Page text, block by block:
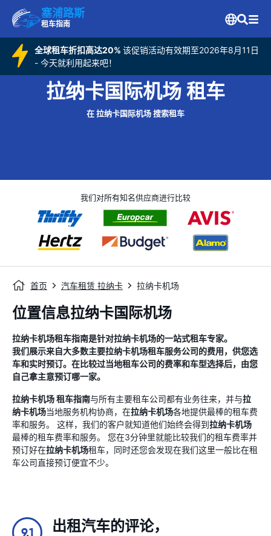
塞浦路斯
租车指南
全球租车折扣高达20% 该促销活动有效期至2026年8月11日
- 今天就利用起来吧！
拉纳卡国际机场 租车
在 拉纳卡国际机场 搜索租车
我们对所有知名供应商进行比较
首页 汽车租赁 拉纳卡 拉纳卡机场
位置信息拉纳卡国际机场
拉纳卡机场租车指南是针对拉纳卡机场的一站式租车专家。
我们展示来自大多数主要拉纳卡机场租车服务公司的费用，供您选
车和实时预订。在比较过当地租车公司的费率和车型选择后，由您
自己拿主意预订哪一家。
拉纳卡机场租车指南与所有主要租车公司都有业务往来，并与拉
纳卡机场当地服务机构协商，在拉纳卡机场各地提供最棒的租车费
率和服务。 这样，我们的客户就知道他们始终会得到拉纳卡机场
最棒的租车费率和服务。 您在3分钟里就能比较我们的租车费率并
预订好在拉纳卡机场租车，同时还您会发现在我们这里一般比在租
车公司直接预订便宜不少。
9.1 出租汽车的评论，